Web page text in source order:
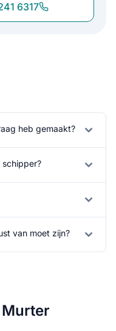
6317
heb gemaakt?
van moet zijn?